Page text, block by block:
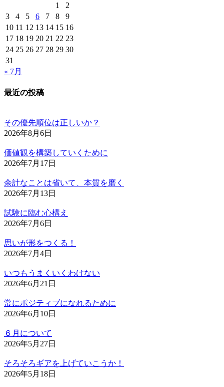
1
2
3
4 5 6 7 8
9
10 11 12 13 14 15 16
17 18 19 20 21 22 23
24 25 26 27 28 29 30
31
« 7月
最近の投稿
その優先順位は正しいか？
2026年8月6日
価値観を構築していくために
2026年7月17日
余計なことは省いて、本質を磨く
2026年7月13日
試験に臨む心構え
2026年7月6日
思いが形をつくる！
2026年7月4日
いつもうまくいくわけない
2026年6月21日
常にポジティブになれるために
2026年6月10日
６月について
2026年5月27日
そろそろギアを上げていこうか！
2026年5月18日